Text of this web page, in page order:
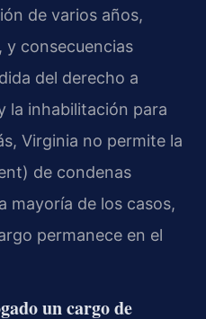
de varios años,
y consecuencias
del derecho a
la inhabilitación para
Virginia no permite la
de condenas
mayoría de los casos,
permanece en el
un cargo de